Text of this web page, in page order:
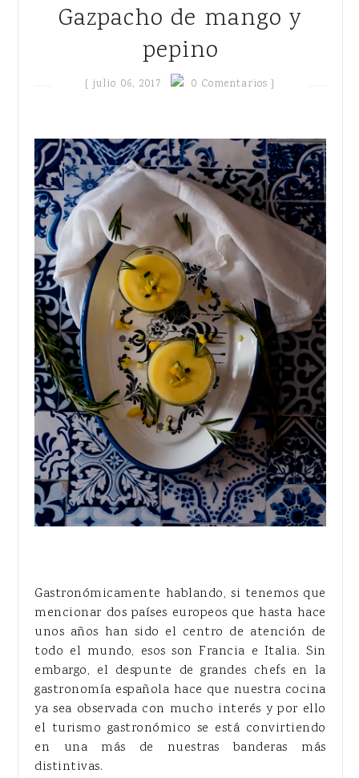
Gazpacho de mango y
pepino
{julio 06, 2017 0 Comentarios }
Gastronómicamente hablando, si tenemos que
mencionar dos países europeos que hasta hace
unos años han sido el centro de atención de
todo el mundo, esos son Francia e Italia. Sin
embargo, el despunte de grandes chefs en la
gastronomía española hace que nuestra cocina
ya sea observada con mucho interés y por ello
el turismo gastronómico se está convirtiendo
en una más de nuestras banderas más
distintivas.